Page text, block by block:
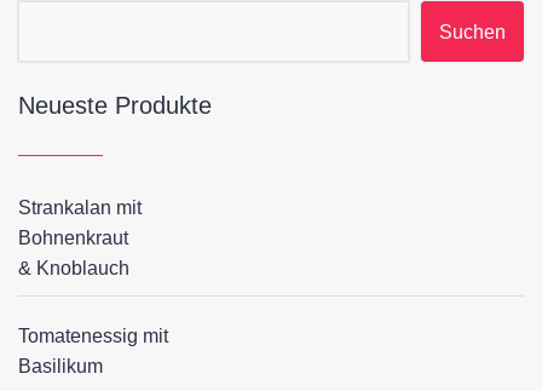
Neueste Produkte
Strankalan mit
Bohnenkraut
& Knoblauch
Tomatenessig mit
Basilikum